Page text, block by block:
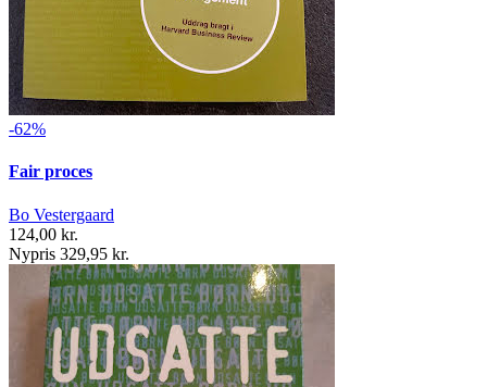
-62%
Fair proces
Bo Vestergaard
124,00 kr.
Nypris 329,95 kr.